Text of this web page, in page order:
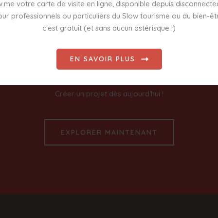
votre carte de visite en ligne, disponible depuis
professionnels ou particuliers du Slow tourisme ou du bien-
c'est gratuit (et sans aucun astérisque !)
EN SAVOIR PLUS
Créer un projet dès aujourd’hui !
EXPLORER MAINTENANT